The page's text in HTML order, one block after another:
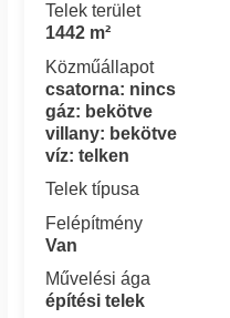
Telek terület
1442 m²
Közműállapot
csatorna: nincs
gáz: bekötve
villany: bekötve
víz: telken
Telek típusa
Felépítmény
Van
Művelési ága
építési telek